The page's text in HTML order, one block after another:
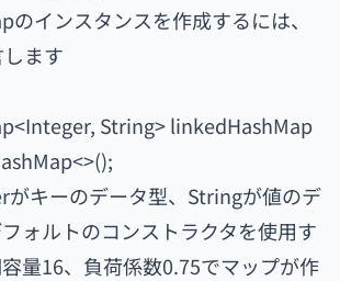
インスタンスを作成するには、
ます
String> linkedHashMap
がキーのデータ型、Stringが値のデ
ォルトのコンストラクタを使用す
量16、負荷係数0.75でマップが作